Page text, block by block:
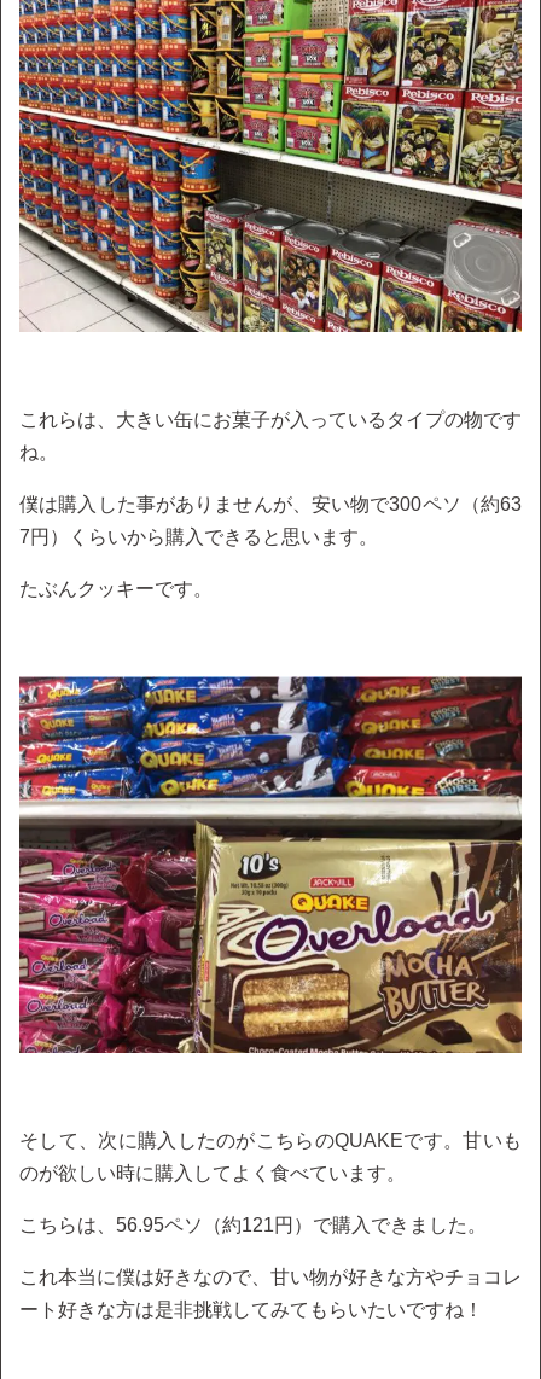
これらは、大きい缶にお菓子が入っているタイプの物です
ね。
僕は購入した事がありませんが、安い物で300ペソ（約63
7円）くらいから購入できると思います。
たぶんクッキーです。
そして、次に購入したのがこちらのQUAKEです。甘いも
のが欲しい時に購入してよく食べています。
こちらは、56.95ペソ（約121円）で購入できました。
これ本当に僕は好きなので、甘い物が好きな方やチョコレ
ート好きな方は是非挑戦してみてもらいたいですね！